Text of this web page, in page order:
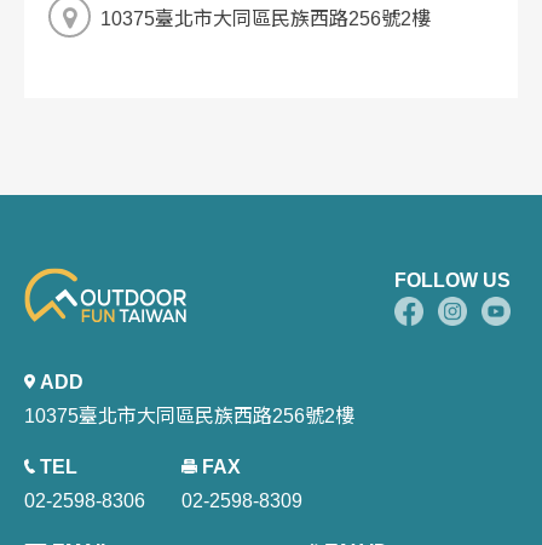
10375臺北市大同區民族西路256號2樓
ADD
10375臺北市大同區民族西路256號2樓
TEL
02-2598-8306
FAX
02-2598-8309
FOLLOW US